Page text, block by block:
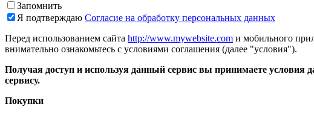
Запомнить
Я подтверждаю Согласие на обработку персональных данных
Перед использованием сайта http://www.mywebsite.com и мобильного
внимательно ознакомьтесь с условиями соглашения (далее "условия").
Получая доступ и используя данный сервис вы принимаете
сервису.
Покупки